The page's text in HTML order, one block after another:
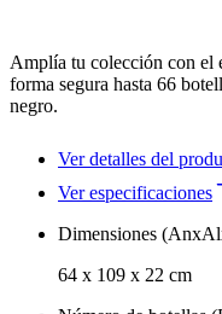
Amplía tu colección con el
forma segura hasta 66
negro.
Ver detalles del
Ver especificaciones
Dimensiones
64 x 109 x 22 cm